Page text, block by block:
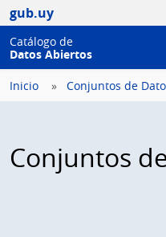
gub.uy
Catálogo de
Datos Abiertos
Inicio Conjuntos de
Conjuntos